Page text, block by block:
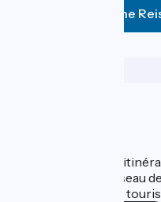
Meine
ViaRhôna est un
promu par un réseau
leurs institutions